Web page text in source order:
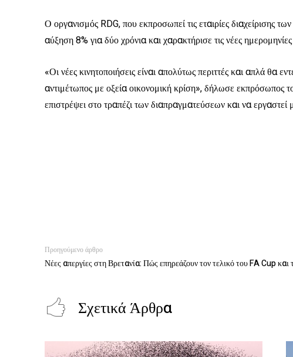
Ο οργανισμός RDG, που εκπροσωπεί τις εταιρίες διαχείρισης
αύξηση 8% για δύο χρόνια και χαρακτήρισε τις νέες
«Οι νέες κινητοποιήσεις είναι απολύτως περιττές και απλά θα
αντιμέτωπος με οξεία οικονομική κρίση», δήλωσε
επιστρέψει στο τραπέζι των διαπραγματεύσεων και να
Προηγούμενο άρθρο
Νέες απεργίες στη Βρετανία: Πώς επηρεάζουν τον τελικό του FA Cup
Σχετικά Άρθρα